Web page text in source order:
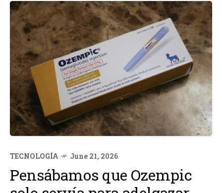
TECNOLOGÍA June 21, 2026
Pensábamos que Ozempic